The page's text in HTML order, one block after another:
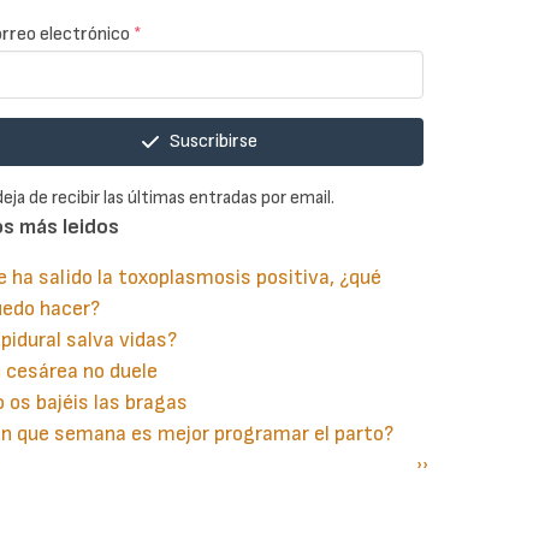
electrónico *
Suscribirse
de recibir las últimas entradas por email.
más leidos
ha salido la toxoplasmosis positiva, ¿qué
hacer?
salva vidas?
cesárea no duele
os bajéis las bragas
que semana es mejor programar el parto?
Siguiente
››